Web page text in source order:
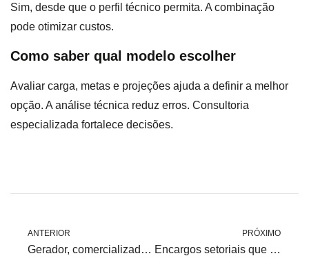
Sim, desde que o perfil técnico permita. A combinação
pode otimizar custos.
Como saber qual modelo escolher
Avaliar carga, metas e projeções ajuda a definir a melhor
opção. A análise técnica reduz erros. Consultoria
especializada fortalece decisões.
ANTERIOR
Gerador, comercializador e varejista: diferenças na prática
PRÓXIMO
Encargos setoriais que permanecem após a migração